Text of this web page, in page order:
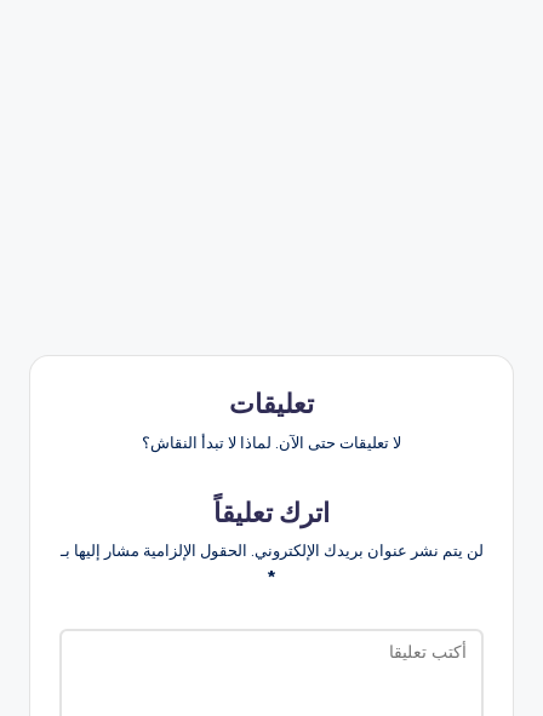
تعليقات
لا تعليقات حتى الآن. لماذا لا تبدأ النقاش؟
اترك تعليقاً
لن يتم نشر عنوان بريدك الإلكتروني. الحقول الإلزامية مشار إليها بـ
*